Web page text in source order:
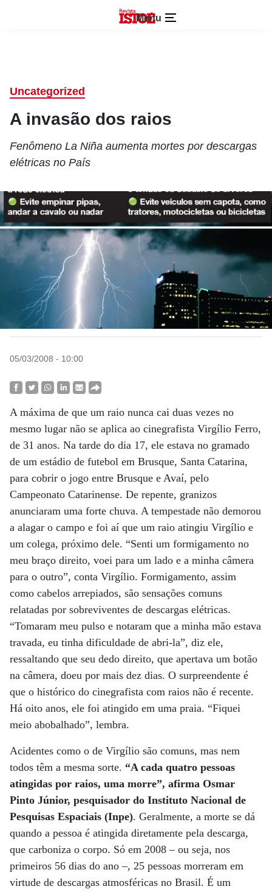
Menu
Uncategorized
A invasão dos raios
Fenômeno La Niña aumenta mortes por descargas
elétricas no País
05/03/2008 - 10:00
A máxima de que um raio nunca cai duas vezes no
mesmo lugar não se aplica ao cinegrafista Virgílio Ferro,
de 31 anos. Na tarde do dia 17, ele estava no gramado
de um estádio de futebol em Brusque, Santa Catarina,
para cobrir o jogo entre Brusque e Avaí, pelo
Campeonato Catarinense. De repente, granizos
anunciaram uma forte chuva. A tempestade não demorou
a alagar o campo e foi aí que um raio atingiu Virgílio e
um colega, próximo dele. “Senti um formigamento no
meu braço direito, voei para um lado e a minha câmera
para o outro”, conta Virgílio. Formigamento, assim
como cabelos arrepiados, são sensações comuns
relatadas por sobreviventes de descargas elétricas.
“Tomaram meu pulso e notaram que a minha mão estava
travada, eu tinha dificuldade de abri-la”, diz ele,
ressaltando que seu dedo direito, que apertava um botão
na câmera, doeu por mais dez dias. O surpreendente é
que o histórico do cinegrafista com raios não é recente.
Há oito anos, ele foi atingido em uma praia. “Fiquei
meio abobalhado”, lembra.
Acidentes como o de Virgílio são comuns, mas nem
todos têm a mesma sorte. “A cada quatro pessoas
atingidas por raios, uma morre”, afirma Osmar
Pinto Júnior, pesquisador do Instituto Nacional de
Pesquisas Espaciais (Inpe). Geralmente, a morte se dá
quando a pessoa é atingida diretamente pela descarga,
que carboniza o corpo. Só em 2008 – ou seja, nos
primeiros 56 dias do ano –, 25 pessoas morreram em
virtude de descargas atmosféricas no Brasil. É um